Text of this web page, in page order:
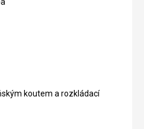
koutem a rozkládací